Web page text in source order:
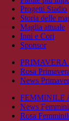
Progetti Stadio
Storia delle
Maglia attuale
Inni e Cori
Sponsor
PRIMAVERA
Rosa
News
FEMMINILE
News
Rosa